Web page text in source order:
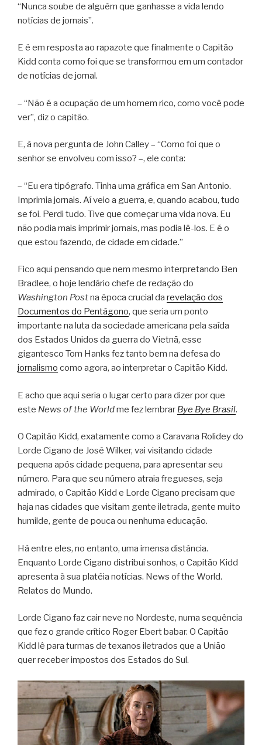
“Nunca soube de alguém que ganhasse a vida lendo
notícias de jornais”.
E é em resposta ao rapazote que finalmente o Capitão
Kidd conta como foi que se transformou em um contador
de notícias de jornal.
– “Não é a ocupação de um homem rico, como você pode
ver”, diz o capitão.
E, à nova pergunta de John Calley – “Como foi que o
senhor se envolveu com isso? –, ele conta:
– “Eu era tipógrafo. Tinha uma gráfica em San Antonio.
Imprimia jornais. Aí veio a guerra, e, quando acabou, tudo
se foi. Perdi tudo. Tive que começar uma vida nova. Eu
não podia mais imprimir jornais, mas podia lê-los. E é o
que estou fazendo, de cidade em cidade.”
Fico aqui pensando que nem mesmo interpretando Ben
Bradlee, o hoje lendário chefe de redação do
Washington Postna época crucial da revelação dos
Documentos do Pentágono, que seria um ponto
importante na luta da sociedade americana pela saída
dos Estados Unidos da guerra do Vietnã, esse
gigantesco Tom Hanks fez tanto bem na defesa do
jornalismo como agora, ao interpretar o Capitão Kidd.
E acho que aqui seria o lugar certo para dizer por que
este News of the Worldme fez lembrar Bye Bye Brasil.
O Capitão Kidd, exatamente como a Caravana Rolidey do
Lorde Cigano de José Wilker, vai visitando cidade
pequena após cidade pequena, para apresentar seu
número. Para que seu número atraia fregueses, seja
admirado, o Capitão Kidd e Lorde Cigano precisam que
haja nas cidades que visitam gente iletrada, gente muito
humilde, gente de pouca ou nenhuma educação.
Há entre eles, no entanto, uma imensa distância.
Enquanto Lorde Cigano distribui sonhos, o Capitão Kidd
apresenta à sua platéia notícias. News of the World.
Relatos do Mundo.
Lorde Cigano faz cair neve no Nordeste, numa sequência
que fez o grande crítico Roger Ebert babar. O Capitão
Kidd lê para turmas de texanos iletrados que a União
quer receber impostos dos Estados do Sul.